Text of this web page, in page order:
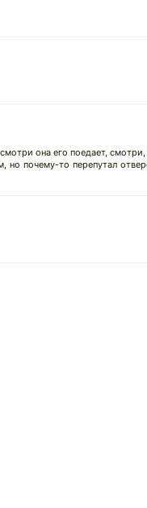
она его поедает,
почему-то перепутал